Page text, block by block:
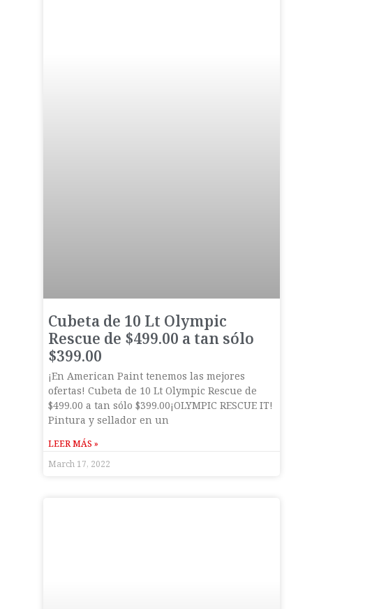
Cubeta de 10 Lt Olympic
Rescue de $499.00 a tan sólo
$399.00
¡En American Paint tenemos las mejores
ofertas! Cubeta de 10 Lt Olympic Rescue de
$499.00 a tan sólo $399.00¡OLYMPIC RESCUE IT!
Pintura y sellador en un
LEER MÁS »
March 17, 2022